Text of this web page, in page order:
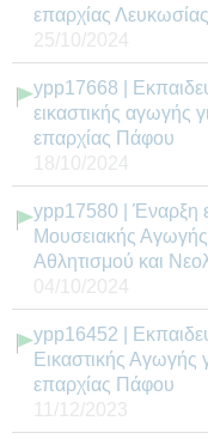
επαρχίας Λευκωσίας
25/10/2024
ypp17668 |
εικαστικής αγωγής
επαρχίας Πάφου
18/10/2024
ypp17580 | Έναρξη
Μουσειακής
Aθλητισμού και
04/10/2024
ypp16452 |
Εικαστικής Αγωγής
επαρχίας Πάφου
11/12/2023